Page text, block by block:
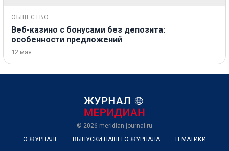
ОБЩЕСТВО
Веб-казино с бонусами без депозита:
особенности предложений
12 мая
© 2026 meridian-journal.ru
О ЖУРНАЛЕ
ВЫПУСКИ НАШЕГО ЖУРНАЛА ТЕМАТИКИ